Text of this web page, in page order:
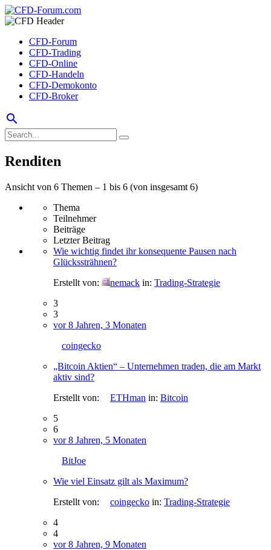
CFD-Forum
CFD-Trading
CFD-Online
CFD-Handeln
CFD-Demokonto
CFD-Broker
search
Renditen
Ansicht von 6 Themen – 1 bis 6 (von insgesamt 6)
Thema
Teilnehmer
Beiträge
Letzter Beitrag
Wie wichtig findet ihr konsequente Pausen nach
Glückssträhnen?
Erstellt von:
nemack in: Trading-Strategie
3
3
vor 8 Jahren, 3 Monaten
coingecko
„Bitcoin Aktien“ – Unternehmen traden, die am Markt
aktiv sind?
Erstellt von:
ETHman in: Bitcoin
5
6
vor 8 Jahren, 5 Monaten
BitJoe
Wie viel Einsatz gilt als Maximum?
Erstellt von:
coingecko in: Trading-Strategie
4
4
vor 8 Jahren, 9 Monaten